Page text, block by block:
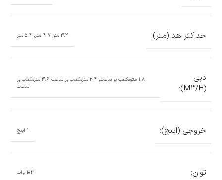
حداکثر هد (متر): 3.2 متر, 4.7 متر, 5.4 متر
دبی
(M3/H):
1.8 مترمکعب بر ساعت, 2.4 مترمکعب بر ساعت, 3.6 مترمکعب بر
ساعت
خروجی (اینچ): 1 اینچ
توان: 104 وات